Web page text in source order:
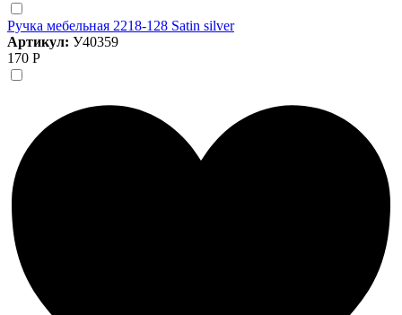
Ручка мебельная 2218-128 Satin silver
Артикул: У40359
170 Р